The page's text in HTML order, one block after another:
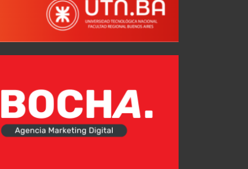
Así llega Newell's Old Boys
JUL 29, 2026